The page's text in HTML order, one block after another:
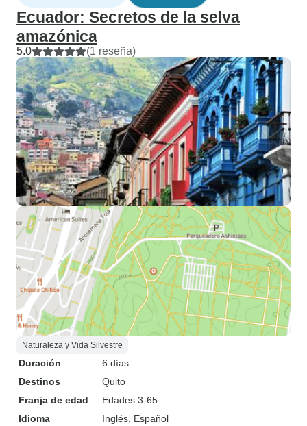
Ecuador: Secretos de la selva
amazónica
5.0 (1 reseña)
Naturaleza y Vida Silvestre
Duración
6 días
Destinos
Quito
Franja de edad
Edades 3-65
Idioma
Inglés, Español